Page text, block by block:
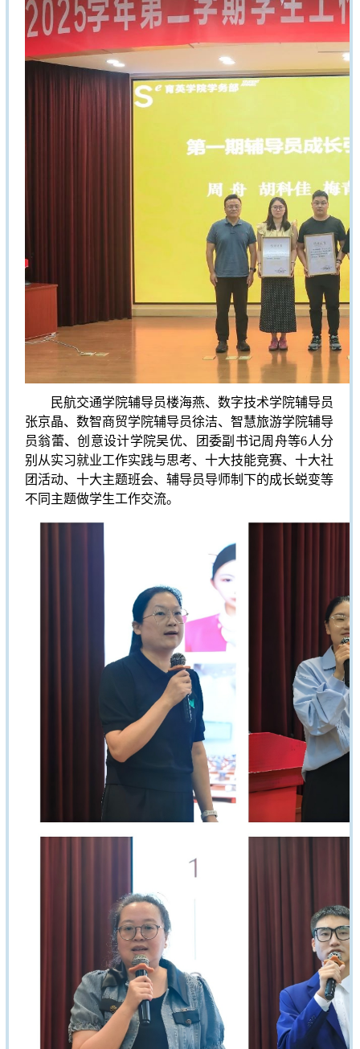
民航交通学院辅导员楼海燕、数字技术学院辅导员
张京晶、数智商贸学院辅导员徐洁、智慧旅游学院辅导
员翁蕾、创意设计学院吴优、团委副书记周舟等6人分
别从实习就业工作实践与思考、十大技能竞赛、十大社
团活动、十大主题班会、辅导员导师制下的成长蜕变等
不同主题做学生工作交流。